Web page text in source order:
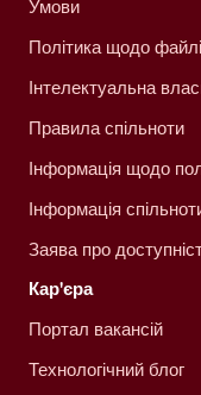
Умови
Політика щодо
Інтелектуальна
Правила спільноти
Інформація щодо
Інформація
Заява про
Кар'єра
Портал вакансій
Технологічний блог